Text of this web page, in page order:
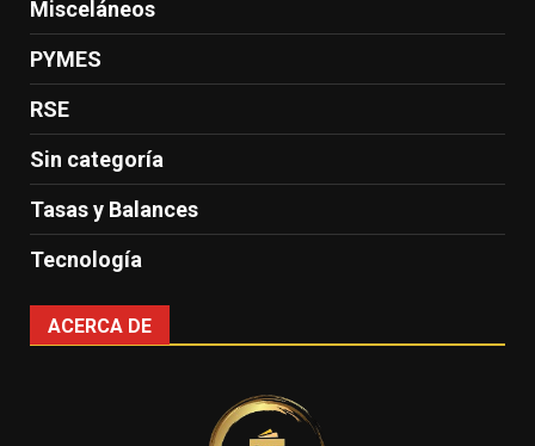
Misceláneos
PYMES
RSE
Sin categoría
Tasas y Balances
Tecnología
ACERCA DE